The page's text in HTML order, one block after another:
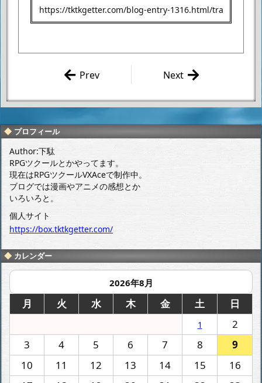
エース レトルトカレ
Next
作業が完了し
Prev
プロフィール
Author:下駄
RPGツクールとかやってます。
現在はRPGツクールVXAceで制作中。
ブログでは漫画やアニメの感想とか
いろいろと。
個人サイト
https://box.tktkgetter.com/
カレンダー
2026年8月
月 火 水 木 金 土 日
1
2
3
4 5 6 7 8
9
10
11 12 13 14 15
16